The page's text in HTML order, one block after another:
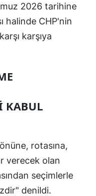
2026 tarihine
halinde CHP'nin
karşıya
KABUL
rotasına,
verecek olan
seçimlerle
denildi.